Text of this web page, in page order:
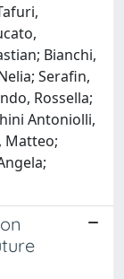
Bianchi,
Serafin,
Rossella;
Antoniolli,
Matteo;